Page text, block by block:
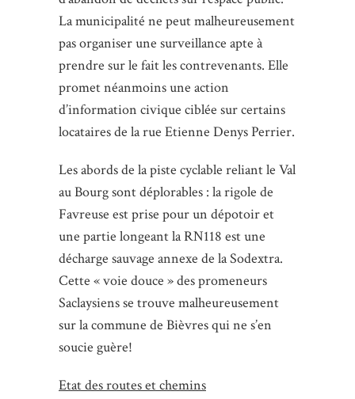
La municipalité ne peut malheureusement
pas organiser une surveillance apte à
prendre sur le fait les contrevenants. Elle
promet néanmoins une action
d’information civique ciblée sur certains
locataires de la rue Etienne Denys Perrier.
Les abords de la piste cyclable reliant le Val
au Bourg sont déplorables : la rigole de
Favreuse est prise pour un dépotoir et
une partie longeant la RN118 est une
décharge sauvage annexe de la Sodextra.
Cette « voie douce » des promeneurs
Saclaysiens se trouve malheureusement
sur la commune de Bièvres qui ne s’en
soucie guère!
Etat des routes et chemins